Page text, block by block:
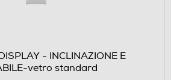
- INCLINAZIONE E
vetro standard